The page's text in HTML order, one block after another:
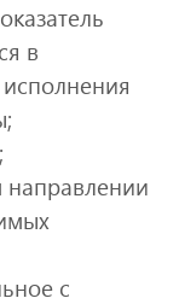
в
направлении
с